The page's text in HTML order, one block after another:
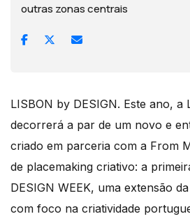
outras zonas centrais
LISBON by DESIGN. Este ano, a
decorrerá a par de um novo e
criado em parceria com a From
de placemaking criativo: a
DESIGN WEEK, uma extensão
com foco na criatividade